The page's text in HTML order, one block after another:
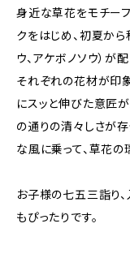
身近な草花をモチー
クをはじめ、初夏から
ウ、アケボノソウ）が
それぞれの花材が印
にスッと伸びた意匠が
の通りの清々しさが
な風に乗って、草花の
お子様の七五三詣り
もぴったりです。